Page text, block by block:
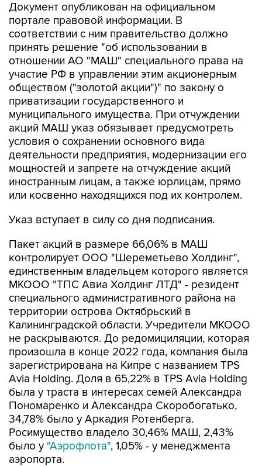
Документ опубликован на официальном
портале правовой информации. В
соответствии с ним правительство должно
принять решение "об использовании в
отношении АО "МАШ" специального права на
участие РФ в управлении этим акционерным
обществом ("золотой акции")" по закону о
приватизации государственного и
муниципального имущества. При отчуждении
акций МАШ указ обязывает предусмотреть
условия о сохранении основного вида
деятельности предприятия, модернизации его
мощностей и запрете на отчуждение акций
иностранным лицам, а также юрлицам, прямо
или косвенно находящихся под их контролем.
Указ вступает в силу со дня подписания.
Пакет акций в размере 66,06% в МАШ
контролирует ООО "Шереметьево Холдинг",
единственным владельцем которого является
МКООО "ТПС Авиа Холдинг ЛТД" - резидент
специального административного района на
территории острова Октябрьский в
Калининградской области. Учредители МКООО
не раскрываются. До редомициляции, которая
произошла в конце 2022 года, компания была
зарегистрирована на Кипре с названием TPS
Avia Holding. Доля в 65,22% в TPS Avia Holding
была у траста в интересах семей Александра
Пономаренко и Александра Скоробогатько,
34,78% было у Аркадия Ротенберга.
Росимущество владело 30,46% МАШ, 2,43%
было у "Аэрофлота", 1,05% - у менеджмента
аэропорта.